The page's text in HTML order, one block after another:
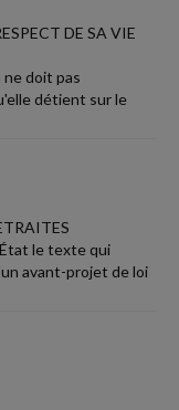
DE SA VIE
doit pas
détient sur le
le texte qui
avant-projet de loi